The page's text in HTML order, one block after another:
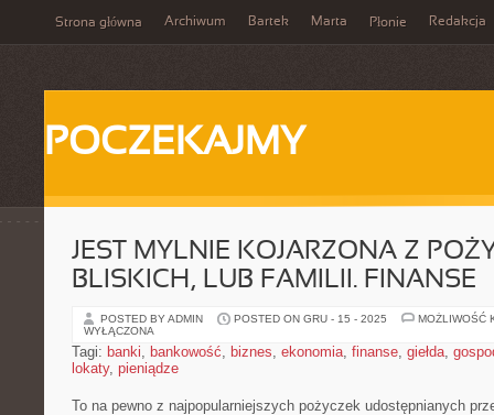
Strona główna Archiwum Bartek Marta Płonie Redakcja
POCZEKAJMY
JEST MYLNIE KOJARZONA Z
BLISKICH, LUB FAMILII. FINANSE
POSTED BY ADMIN POSTED ON GRU - 15 - 2025
MOŻLIWOŚĆ
WYŁĄCZONA
Tagi: banki, bankowość, biznes, ekonomia, finanse, giełda,
lokaty, pieniądze
To na pewno z najpopularniejszych pożyczek udostępnianych